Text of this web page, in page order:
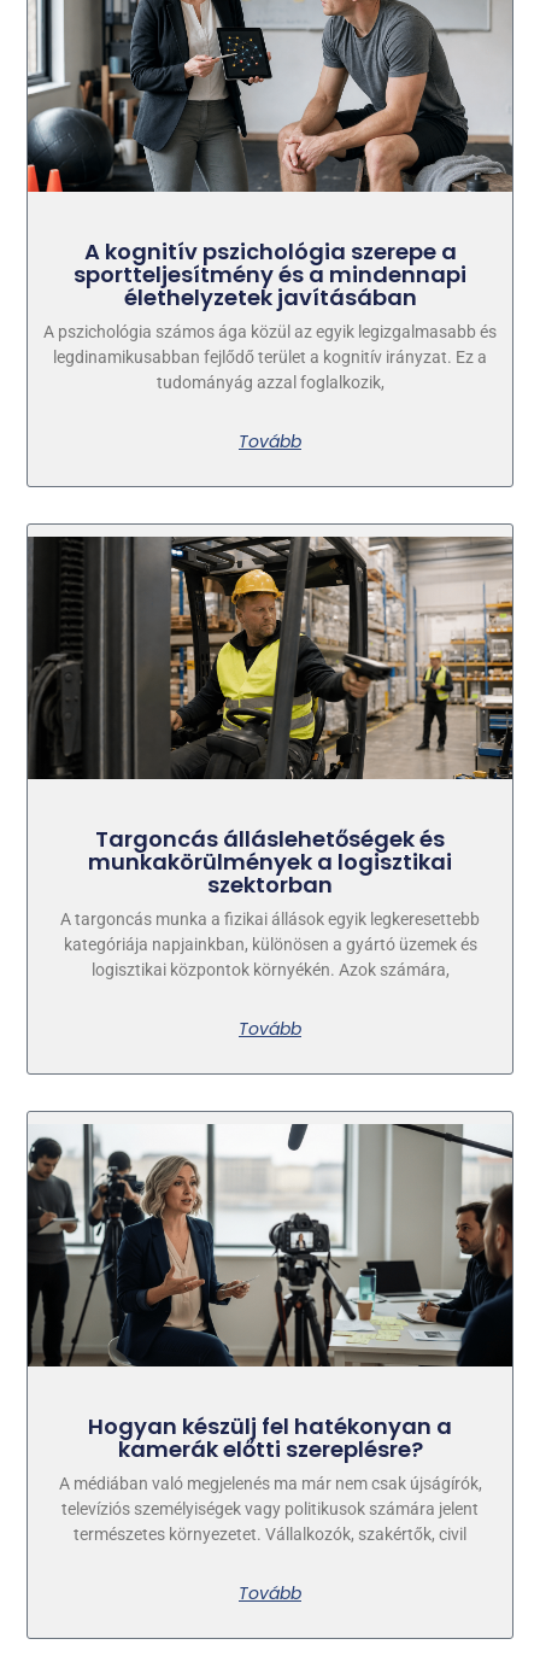
A kognitív pszichológia szerepe a
sportteljesítmény és a mindennapi
élethelyzetek javításában
A pszichológia számos ága közül az egyik legizgalmasabb és
legdinamikusabban fejlődő terület a kognitív irányzat. Ez a
tudományág azzal foglalkozik,
Tovább
Targoncás álláslehetőségek és
munkakörülmények a logisztikai
szektorban
A targoncás munka a fizikai állások egyik legkeresettebb
kategóriája napjainkban, különösen a gyártó üzemek és
logisztikai központok környékén. Azok számára,
Tovább
Hogyan készülj fel hatékonyan a
kamerák előtti szereplésre?
A médiában való megjelenés ma már nem csak újságírók,
televíziós személyiségek vagy politikusok számára jelent
természetes környezetet. Vállalkozók, szakértők, civil
Tovább